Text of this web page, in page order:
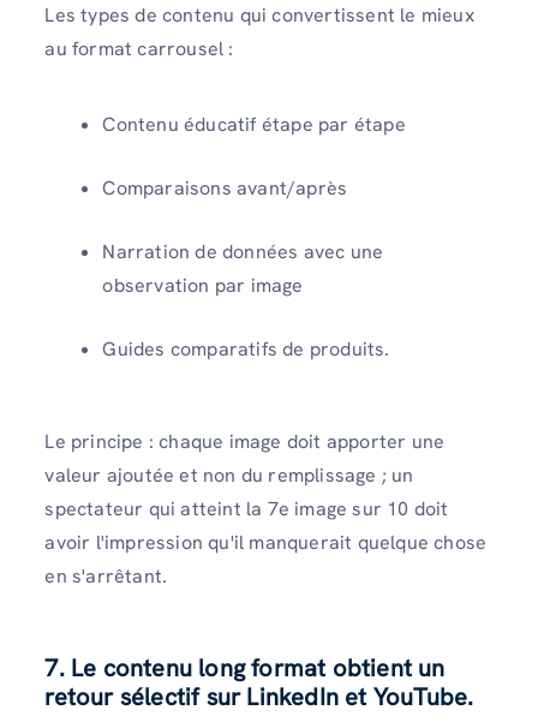
Les types de contenu qui convertissent le mieux
au format carrousel :
Contenu éducatif étape par étape
Comparaisons avant/après
Narration de données avec une
observation par image
Guides comparatifs de produits.
Le principe : chaque image doit apporter une
valeur ajoutée et non du remplissage ; un
spectateur qui atteint la 7e image sur 10 doit
avoir l'impression qu'il manquerait quelque chose
en s'arrêtant.
7. Le contenu long format obtient un
retour sélectif sur LinkedIn et YouTube.